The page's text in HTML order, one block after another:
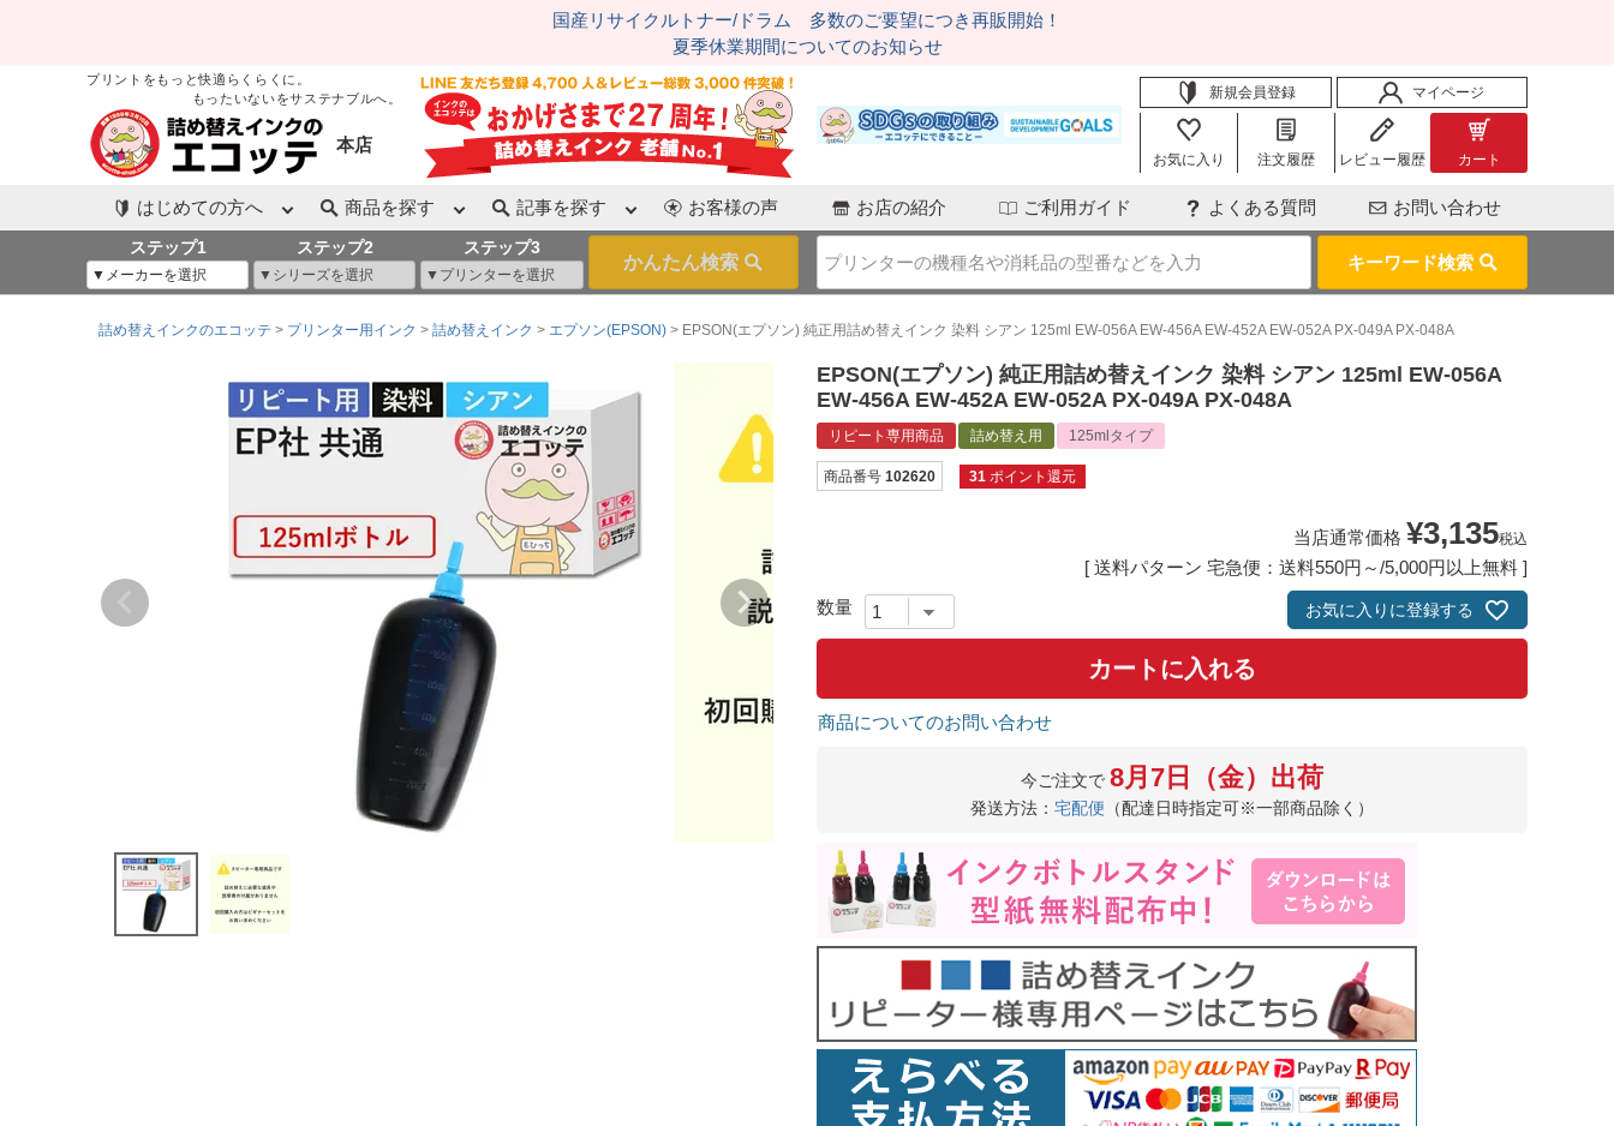
国産リサイクルトナー/ドラム 多数のご要望につき再販開始！
夏季休業期間についてのお知らせ
プリントをもっと快適らくらくに。
もったいないをサステナブルへ。
本店
新規会員登録 マイページ
お気に入り 注文履歴 レビュー履歴 カート
はじめての方へ 商品を探す 記事を探す お客様の声 お店の紹介 ご利用ガイド よくある質問 お問い合わせ
ステップ1 ステップ2 ステップ3
キーワード検索
詰め替えインクのエコッテ プリンター用インク 詰め替えインク エプソン(EPSON) EPSON(エプソン) 純正用詰め替えインク 染料 シアン 125ml EW-056A EW-456A EW-452A EW-052A PX-049A PX-048A
EPSON(エプソン) 純正用詰め替えインク 染料 シアン 125ml EW-056A
EW-456A EW-452A EW-052A PX-049A PX-048A
リピート専用商品 詰め替え用 125mlタイプ
商品番号 102620 31 ポイント還元
当店通常価格 ¥3,135税込
送料パターン 宅急便：送料550円～/5,000円以上無料
お気に入りに登録する
カートに入れる
商品についてのお問い合わせ
今ご注文で 8月7日（金）出荷
発送方法： 宅配便 （配達日時指定可※一部商品除く）